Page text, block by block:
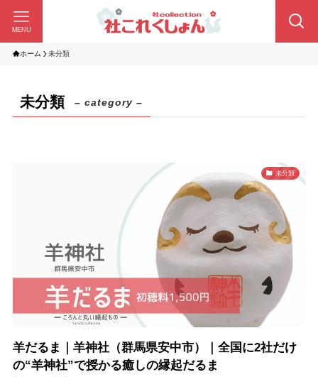
MENU
ホーム 未分類
未分類 – category –
未分類
羊だるま｜羊神社（群馬県安中市）｜全国に2社だけ
の“羊神社”で授かる癒しの縁起だるま